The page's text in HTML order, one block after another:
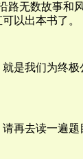
路无数故事和
以出本书了。
是我们为终
再去读一遍